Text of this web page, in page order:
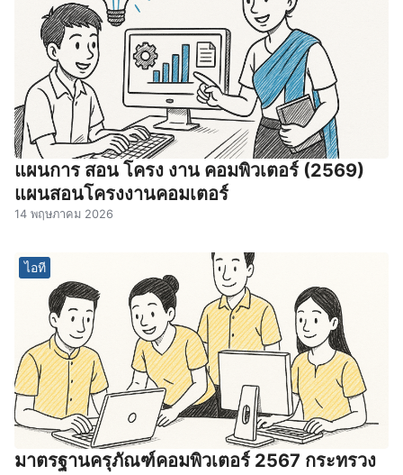
แผนการ สอน โครง งาน คอมพิวเตอร์ (2569)
แผนสอนโครงงานคอมเตอร์
14 พฤษภาคม 2026
ไอที
มาตรฐานครุภัณฑ์คอมพิวเตอร์ 2567 กระทรวง